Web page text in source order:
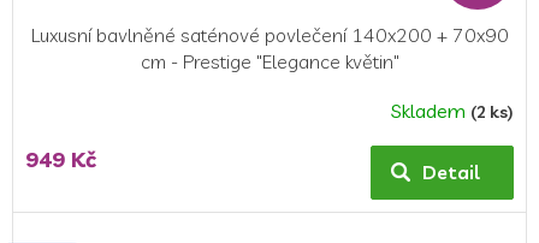
Luxusní bavlněné saténové povlečení 140x200 + 70x90
cm - Prestige "Elegance květin"
Skladem (2 ks)
949 Kč Detail